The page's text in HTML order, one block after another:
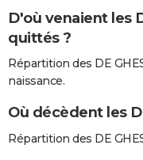
D'où venaient les
quittés ?
Répartition des DE
naissance.
Où décèdent les
Répartition des DE